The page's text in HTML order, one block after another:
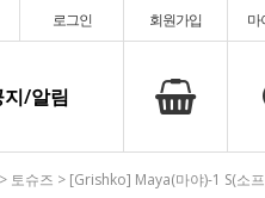
로그인 회원가입 마
지/알림
> 토슈즈 > [Grishko] Maya(마야)-1 S(소